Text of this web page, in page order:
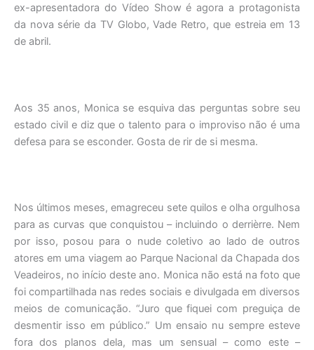
ex-apresentadora do Vídeo Show é agora a protagonista
da nova série da TV Globo, Vade Retro, que estreia em 13
de abril.
Aos 35 anos, Monica se esquiva das perguntas sobre seu
estado civil e diz que o talento para o improviso não é uma
defesa para se esconder. Gosta de rir de si mesma.
Nos últimos meses, emagreceu sete quilos e olha orgulhosa
para as curvas que conquistou – incluindo o derrièrre. Nem
por isso, posou para o nude coletivo ao lado de outros
atores em uma viagem ao Parque Nacional da Chapada dos
Veadeiros, no início deste ano. Monica não está na foto que
foi compartilhada nas redes sociais e divulgada em diversos
meios de comunicação. “Juro que fiquei com preguiça de
desmentir isso em público.” Um ensaio nu sempre esteve
fora dos planos dela, mas um sensual – como este –